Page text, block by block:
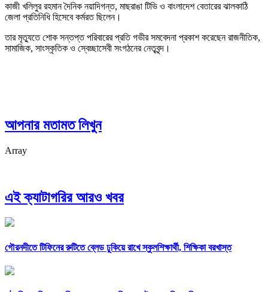
কাজী খলিলুর রহমান দৈনিক নয়াদিগন্ত, মাছরাঙা টিভি ও বাংলাদেশ বেতারের ঝালকাঠি
জেলা প্রতিনিধি হিসেবে কর্মরত ছিলেন।
তার মৃত্যুতে শোক সন্তপ্ত পরিবারের প্রতি গভীর সমবেদনা প্রকাশ করেছেন রাজনীতিক,
সামাজিক, সাংস্কৃতিক ও স্বেচ্ছাসেবী সংগঠনের নেতৃবৃন্দ।
আপনার মতামত লিখুন
Array
এই ক্যাটাগরির আরও খবর
গৌরনদীতে টিফিনের রুটিতে ব্লেড ঢুকিয়ে রাখে স্কুলশিক্ষার্থী, শিক্ষিকা বরখাস্ত